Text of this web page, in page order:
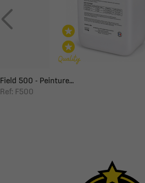
Field 500 - Peinture...
Ref: F500